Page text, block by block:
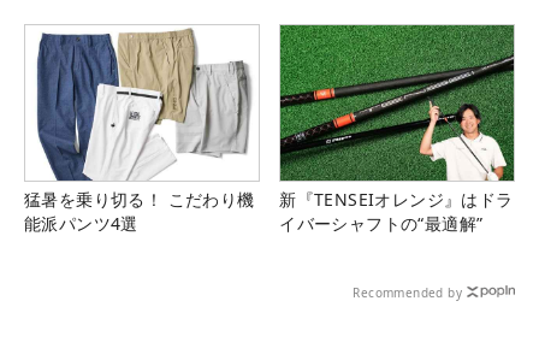
猛暑を乗り切る！ こだわり機
能派パンツ4選
新『TENSEIオレンジ』はドラ
イバーシャフトの“最適解”
Recommended by